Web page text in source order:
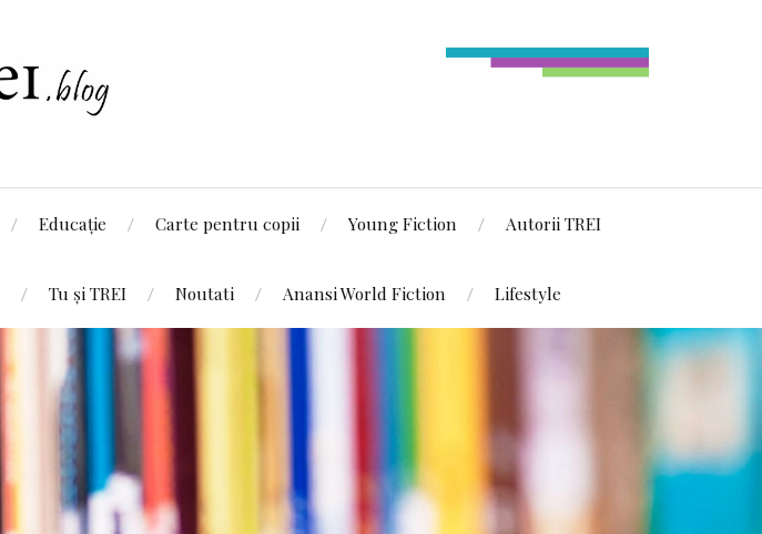
Educație Carte pentru copii Young Fiction Autorii TREI
Tu și TREI Noutati Anansi World Fiction Lifestyle